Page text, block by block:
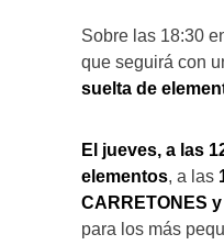
Sobre las 18:30
que seguirá con
suelta de
El jueves, a las
elementos, a las
CARRETONES y
para los más